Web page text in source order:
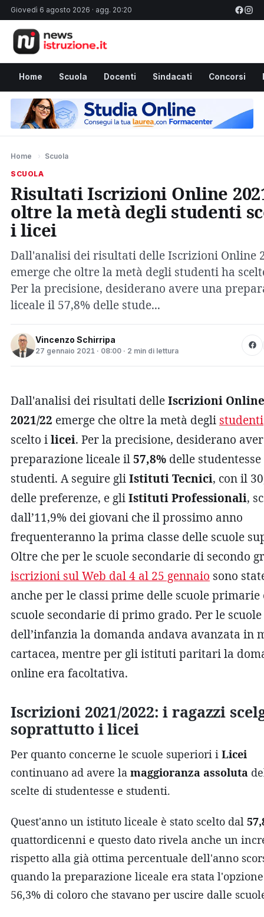
Giovedì 6 agosto 2026 · agg. 20:20
Home Scuola Docenti Sindacati Concorsi
Home › Scuola
SCUOLA
Risultati Iscrizioni Online
oltre la metà degli studenti
i licei
Dall'analisi dei risultati delle Iscrizioni Online
emerge che oltre la metà degli studenti ha
Per la precisione, desiderano avere una
liceale il 57,8% delle stude...
Vincenzo Schirripa
27 gennaio 2021 · 08:00 · 2 min di lettura
Dall'analisi dei risultati delleIscrizioni Online
2021/22 emerge che oltre la metà degli studenti
scelto ilicei. Per la precisione, desiderano
preparazione liceale il57,8% delle
studenti. A seguire gliIstituti Tecnici, con il
delle preferenze, e gliIstituti Professionali,
dall’11,9% dei giovani che il prossimo anno
frequenteranno la prima classe delle scuole
Oltre che per le scuole secondarie di secondo
iscrizioni sul Web dal 4 al 25 gennaio sono
anche per le classi prime delle scuole primarie
scuole secondarie di primo grado. Per le scuole
dell’infanzia la domanda andava avanzata in
cartacea, mentre per gli istituti paritari la
online era facoltativa.
Iscrizioni 2021/2022: i ragazzi
soprattutto i licei
Per quanto concerne le scuole superiori i Licei
continuano ad avere la maggioranza assoluta
scelte di studentesse e studenti.
Quest'anno un istituto liceale è stato scelto dal
quattordicenni e questo dato rivela anche un
rispetto alla già ottima percentuale dell'anno
quando la preparazione liceale era stata
56,3% di coloro che stavano per uscire dalle